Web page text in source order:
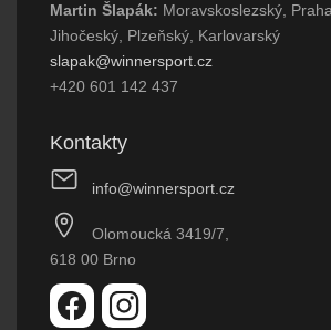
Martin Šlapák: Moravskoslezský,
Jihočeský, Plzeňský, Karlovarský
slapak@winnersport.cz
+420 601 142 437
Kontakty
info@winnersport.cz
Olomoucká 3419/7,
618 00 Brno